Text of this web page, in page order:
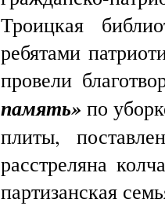
Троицкая
ребятами
провели
память» по
плиты,
расстреляна
партизанская